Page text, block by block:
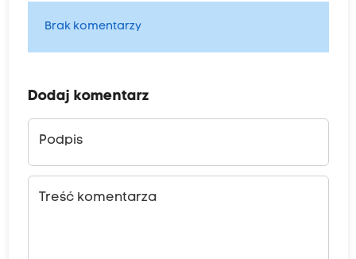
Brak komentarzy
Dodaj komentarz
Podpis
Treść komentarza